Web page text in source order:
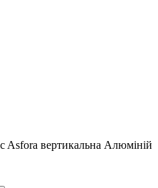
Asfora вертикальна Алюміній